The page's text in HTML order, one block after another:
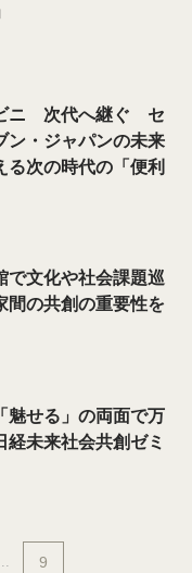
ニ 次代へ継ぐ セ
ン・ジャパンの未来
る次の時代の「便利
で文化や社会課題巡
の共創の重要性を
魅せる」の両面で万
未来社会共創ゼミ
9